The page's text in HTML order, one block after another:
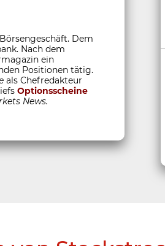
Dem
Nach dem
ein
Positionen tätig.
als Chefredakteur
Optionsscheine
News.